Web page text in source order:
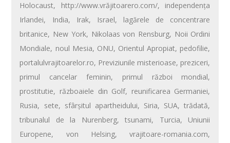
Holocaust, http://www.vrăjitoarero.com/, independenţa
Irlandei, India, Irak, Israel, lagărele de concentrare
britanice, New York, Nikolaas von Rensburg, Noii Ordini
Mondiale, noul Mesia, ONU, Orientul Apropiat, pedofilie,
portalulvrajitoarelor.ro, Previziunile misterioase, preziceri,
primul cancelar feminin, primul război mondial,
prostitutie, războaiele din Golf, reunificarea Germaniei,
Rusia, sete, sfârşitul apartheidului, Siria, SUA,trădată,
tribunalul de la Nurenberg,tsunami, Turcia, Uniunii
Europene, von Helsing,vrajitoare-romania.com,